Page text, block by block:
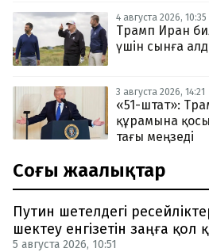
4 августа 2026, 10:35
Трамп Иран
үшін сынға
3 августа 2026, 14:21
«51-штат»:
құрамына
тағы меңзеді
Соңғы жаңалықтар
Путин шетелдегі
шектеу енгізетін заңға қол
5 августа 2026, 10:51